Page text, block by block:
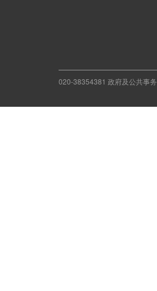
020-38354381 政府及公共事务